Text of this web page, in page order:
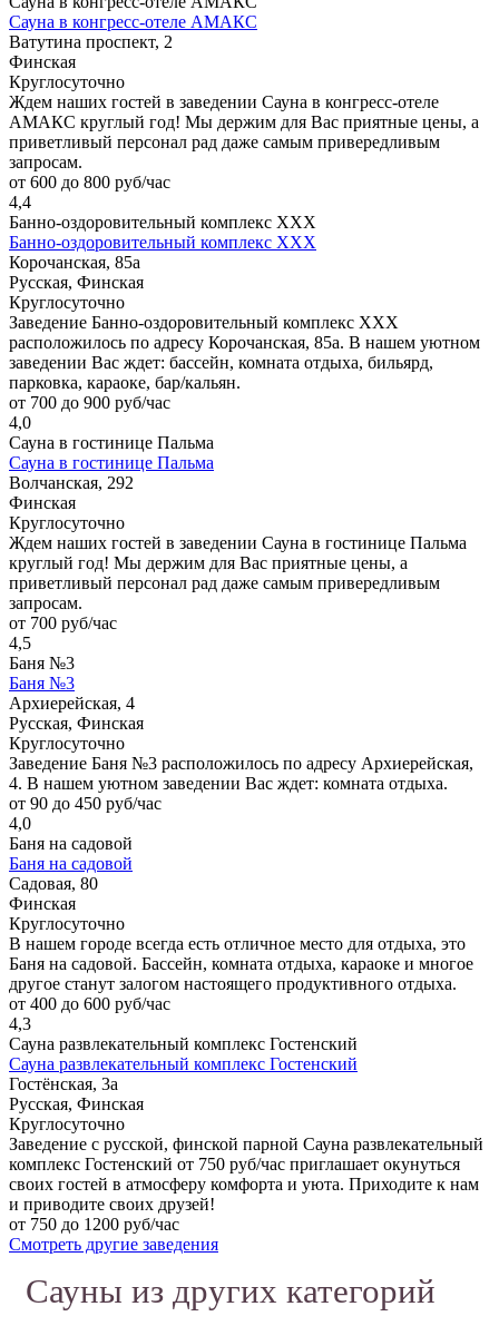
Сауна в конгресс-отеле АМАКС
Ватутина проспект, 2
Финская
Круглосуточно
Ждем наших гостей в заведении Сауна в конгресс-отеле
АМАКС круглый год! Мы держим для Вас приятные цены, а
приветливый персонал рад даже самым привередливым
запросам.
от 600 до 800 руб/час
4,4
Банно-оздоровительный комплекс ХХХ
Банно-оздоровительный комплекс ХХХ
Корочанская, 85а
Русская, Финская
Круглосуточно
Заведение Банно-оздоровительный комплекс ХХХ
расположилось по адресу Корочанская, 85а. В нашем уютном
заведении Вас ждет: бассейн, комната отдыха, бильярд,
парковка, караоке, бар/кальян.
от 700 до 900 руб/час
4,0
Сауна в гостинице Пальма
Сауна в гостинице Пальма
Волчанская, 292
Финская
Круглосуточно
Ждем наших гостей в заведении Сауна в гостинице Пальма
круглый год! Мы держим для Вас приятные цены, а
приветливый персонал рад даже самым привередливым
запросам.
от 700 руб/час
4,5
Баня №3
Баня №3
Архиерейская, 4
Русская, Финская
Круглосуточно
Заведение Баня №3 расположилось по адресу Архиерейская,
4. В нашем уютном заведении Вас ждет: комната отдыха.
от 90 до 450 руб/час
4,0
Баня на садовой
Баня на садовой
Садовая, 80
Финская
Круглосуточно
В нашем городе всегда есть отличное место для отдыха, это
Баня на садовой. Бассейн, комната отдыха, караоке и многое
другое станут залогом настоящего продуктивного отдыха.
от 400 до 600 руб/час
4,3
Сауна развлекательный комплекс Гостенский
Сауна развлекательный комплекс Гостенский
Гостёнская, 3а
Русская, Финская
Круглосуточно
Заведение с русской, финской парной Сауна развлекательный
комплекс Гостенский от 750 руб/час приглашает окунуться
своих гостей в атмосферу комфорта и уюта. Приходите к нам
и приводите своих друзей!
от 750 до 1200 руб/час
Смотреть другие заведения
Сауны из других категорий